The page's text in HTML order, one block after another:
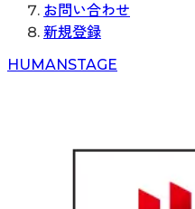
お問い合わせ
新規登録
HUMANSTAGE